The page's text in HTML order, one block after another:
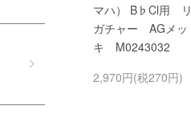
マハ） B♭Cl用 リ
ガチャー AGメッ
キ M0243032
2,970円(税270円)